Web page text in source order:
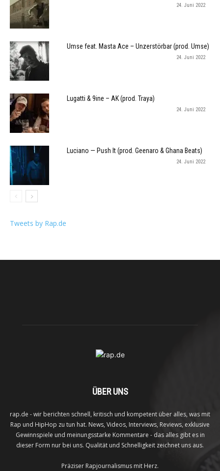
24. Juni 2022
Umse feat. Masta Ace – Unzerstörbar (prod. Umse)
24. Juni 2022
Lugatti & 9ine – AK (prod. Traya)
24. Juni 2022
Luciano — Push It (prod. Geenaro & Ghana Beats)
24. Juni 2022
Tweets by Rap.de
ÜBER UNS
rap.de - wir berichten schnell, kritisch und kompetent über alles, was mit
Rap und HipHop zu tun hat. News, Videos, Interviews, Reviews, exklusive
Gewinnspiele und meinungsstarke Kommentare - das alles gibt es in
dieser Form nur bei uns. Qualität und Schnelligkeit zeichnet uns aus.
Präziser Rapjournalismus mit Herz.